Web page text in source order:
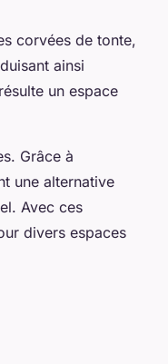
corvées de tonte,
ainsi
un espace
Grâce à
une alternative
Avec ces
divers espaces